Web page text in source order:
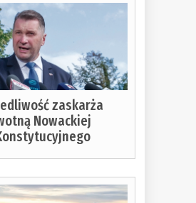
zaskarża
Nowackiej